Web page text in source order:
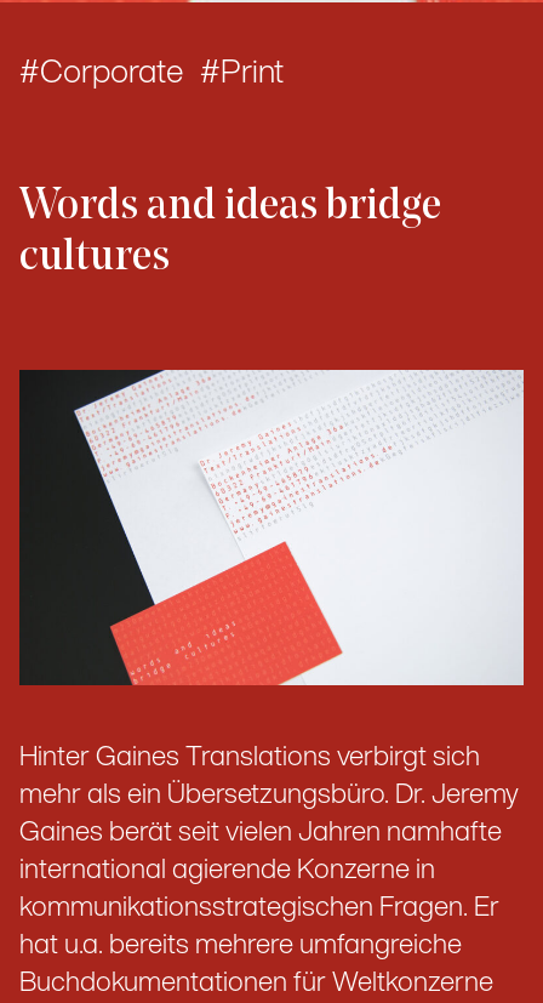
Corporate Print
Words and ideas bridge
cultures
Hinter Gaines Translations verbirgt sich
mehr als ein Übersetzungsbüro. Dr. Jeremy
Gaines berät seit vielen Jahren namhafte
international agierende Konzerne in
kommunikationsstrategischen Fragen. Er
hat u.a. bereits mehrere umfangreiche
Buchdokumentationen für Weltkonzerne